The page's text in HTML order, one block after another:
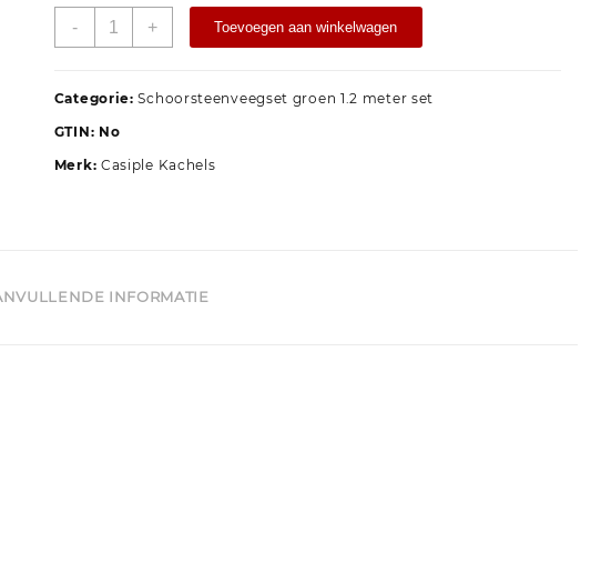
- + Toevoegen aan winkelwagen
Categorie:Schoorsteenveegset groen 1.2 meter set
GTIN: No
Merk: Casiple Kachels
INFORMATIE